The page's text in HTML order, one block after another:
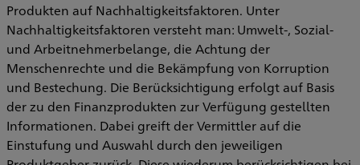
Produkten auf Nachhaltigkeitsfaktoren. Unter
Nachhaltigkeitsfaktoren versteht man: Umwelt-, Sozial-
und Arbeitnehmerbelange, die Achtung der
Menschenrechte und die Bekämpfung von Korruption
und Bestechung. Die Berücksichtigung erfolgt auf Basis
der zu den Finanzprodukten zur Verfügung gestellten
Informationen. Dabei greift der Vermittler auf die
Einstufung und Auswahl durch den jeweiligen